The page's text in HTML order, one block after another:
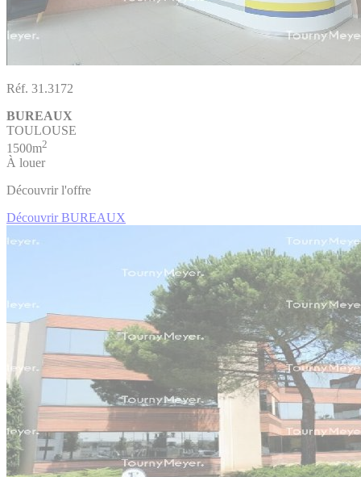
Réf. 31.3172
BUREAUX
TOULOUSE
1500m2
À louer
Découvrir l'offre
Découvrir BUREAUX